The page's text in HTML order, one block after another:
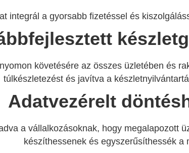
integrál a gyorsabb fizetéssel és
követésére az összes üzletében és
túlkészletezést és javítva a
Adatvezérelt
a vállalkozásoknak, hogy megalapozott
készíthessenek és egyszerűsíthessék a